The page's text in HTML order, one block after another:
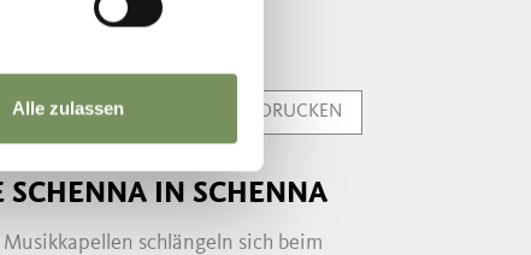
Alle zulassen DRUCKEN
SCHENNA IN SCHENNA
schlängeln sich beim